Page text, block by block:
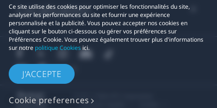
Ce site utilise des cookies pour optimiser les fonctionnalités du site,
analyser les performances du site et fournir une expérience
personnalisée et la publicité. Vous pouvez accepter nos cookies en
cliquant sur le bouton ci-dessous ou gérer vos préférences sur
Préférences Cookie. Vous pouvez également trouver plus d'informations
sur notre politique Cookiesici.
J'ACCEPTE
Cookie preferences
Localisation
Mentions Légales